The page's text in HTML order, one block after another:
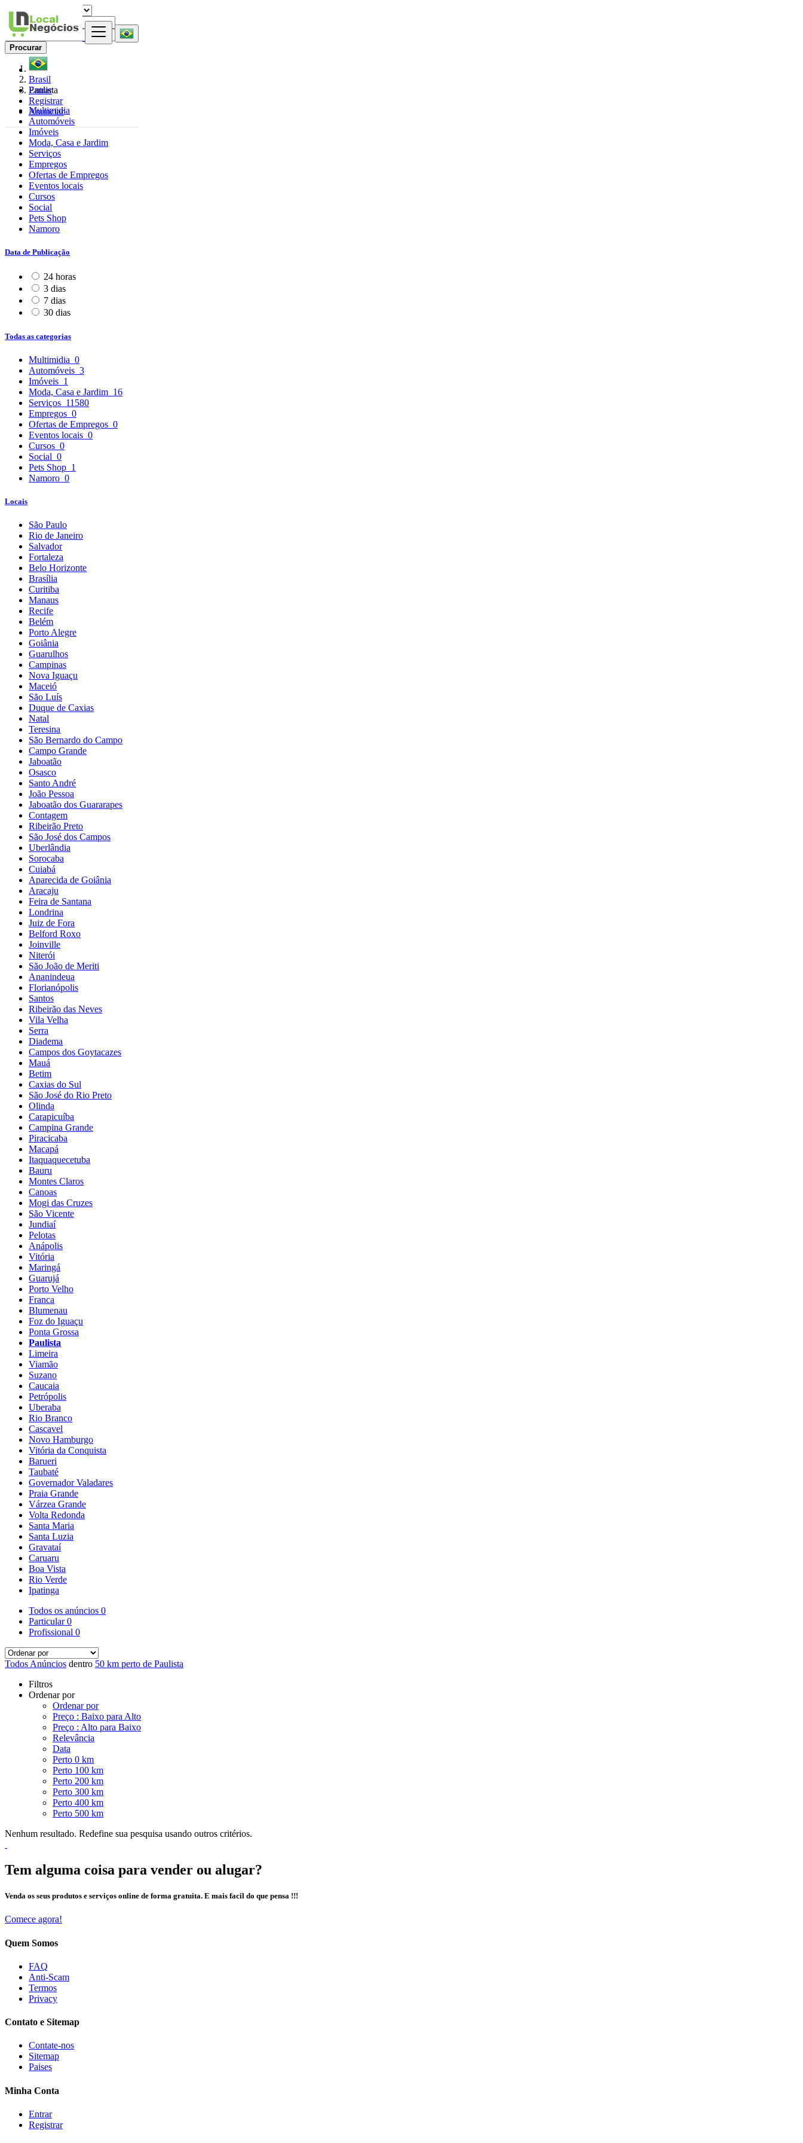
Entrar
Registrar
Anunciar
Procurar
Brasil
Paulista
Multimidia
Automóveis
Imóveis
Moda, Casa e Jardim
Serviços
Empregos
Ofertas de Empregos
Eventos locais
Cursos
Social
Pets Shop
Namoro
Data de Publicação
24 horas
3 dias
7 dias
30 dias
Todas as categorias
Multimidia 0
Automóveis 3
Imóveis 1
Moda, Casa e Jardim 16
Serviços 11580
Empregos 0
Ofertas de Empregos 0
Eventos locais 0
Cursos 0
Social 0
Pets Shop 1
Namoro 0
Locais
São Paulo
Rio de Janeiro
Salvador
Fortaleza
Belo Horizonte
Brasília
Curitiba
Manaus
Recife
Belém
Porto Alegre
Goiânia
Guarulhos
Campinas
Nova Iguaçu
Maceió
São Luís
Duque de Caxias
Natal
Teresina
São Bernardo do Campo
Campo Grande
Jaboatão
Osasco
Santo André
João Pessoa
Jaboatão dos Guararapes
Contagem
Ribeirão Preto
São José dos Campos
Uberlândia
Sorocaba
Cuiabá
Aparecida de Goiânia
Aracaju
Feira de Santana
Londrina
Juiz de Fora
Belford Roxo
Joinville
Niterói
São João de Meriti
Ananindeua
Florianópolis
Santos
Ribeirão das Neves
Vila Velha
Serra
Diadema
Campos dos Goytacazes
Mauá
Betim
Caxias do Sul
São José do Rio Preto
Olinda
Carapicuíba
Campina Grande
Piracicaba
Macapá
Itaquaquecetuba
Bauru
Montes Claros
Canoas
Mogi das Cruzes
São Vicente
Jundiaí
Pelotas
Anápolis
Vitória
Maringá
Guarujá
Porto Velho
Franca
Blumenau
Foz do Iguaçu
Ponta Grossa
Paulista
Limeira
Viamão
Suzano
Caucaia
Petrópolis
Uberaba
Rio Branco
Cascavel
Novo Hamburgo
Vitória da Conquista
Barueri
Taubaté
Governador Valadares
Praia Grande
Várzea Grande
Volta Redonda
Santa Maria
Santa Luzia
Gravataí
Caruaru
Boa Vista
Rio Verde
Ipatinga
Todos os anúncios 0
Particular0
Profissional 0
Todos Anúncios dentro 50 km perto de Paulista
Filtros
Ordenar por
Ordenar por
Preço : Baixo para Alto
Preço : Alto para Baixo
Relevância
Data
Perto 0 km
Perto 100 km
Perto 200 km
Perto 300 km
Perto 400 km
Perto 500 km
Nenhum resultado. Redefine sua pesquisa usando outros critérios.
Tem alguma coisa para vender ou alugar?
Venda os seus produtos e serviços online de forma gratuita. E mais facil do que pensa !!!
Comece agora!
Quem Somos
FAQ
Anti-Scam
Termos
Privacy
Contato e Sitemap
Contate-nos
Sitemap
Paises
Minha Conta
Entrar
Registrar